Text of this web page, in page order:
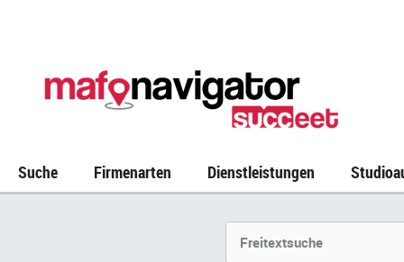
Suche Firmenarten Dienstleistungen